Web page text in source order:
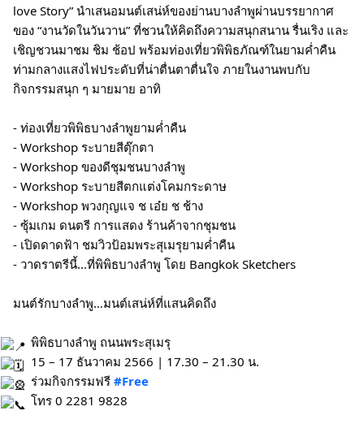
love Story” นำเสนอมนต์เสน่ห์ของย่านบางลำพูผ่านบรรยากาศ
ของ “งานวัดในวันวาน” ที่ชวนให้คิดถึงความสนุกสนาน รื่นเริง และ
เชิญชวนมาชม ชิม ช้อป พร้อมท่องเที่ยวพิพิธภัณฑ์ในยามค่ำคืน
ท่ามกลางแสงไฟประดับที่น่าตื่นตาตื่นใจ ภายในงานพบกับ
กิจกรรมสนุก ๆ มายมาย อาทิ
- ท่องเที่ยวพิพิธบางลำพูยามค่ำคืน
- Workshop ระบายสีตุ๊กตา
- Workshop ของดีชุมชนบางลำพู
- Workshop ระบายสีตกแต่งโคมกระดาษ
- Workshop พวงกุญแจ ช เอ๋ย ช ช้าง
- ซุ้มเกม ดนตรี การแสดง ร้านค้าจากชุมชน
- เปิดดาดฟ้า ชมวิวป้อมพระสุเมรุยามค่ำคืน
- วาดราตรีนี้...ที่พิพิธบางลำพู โดย Bangkok Sketchers
มนต์รักบางลำพู…มนต์เสน่ห์ที่แสนคิดถึง
พิพิธบางลำพู ถนนพระสุเมรุ
15 – 17 ธันวาคม 2566 | 17.30 – 21.30 น.
ร่วมกิจกรรมฟรี #Free
โทร 0 2281 9828